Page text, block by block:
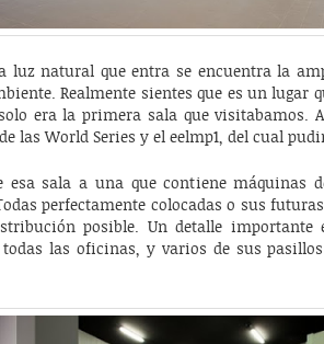
luz natural que entra se encuentra la
Realmente sientes que es un lugar
era la primera sala que visitabamos.
las World Series y el eelmp1, del cual
esa sala a una que contiene máquinas
perfectamente colocadas o sus
posible. Un detalle importante
todas las oficinas, y varios de sus